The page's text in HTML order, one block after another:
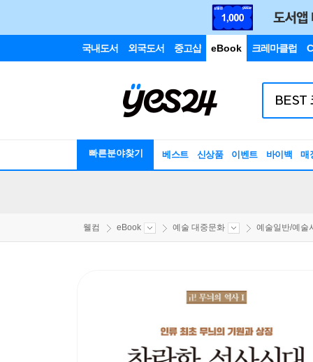
국내도서 외국도서 중고샵 eBook 크레마클럽
빠른분야찾기 베스트 신상품 이벤트 바이백 매
웰컴 eBook 예술 대중문화 예술일반/예술